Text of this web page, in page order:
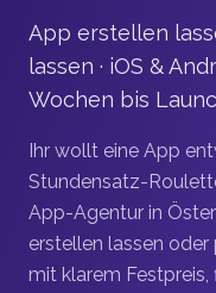
App erstellen
lassen · iOS &
Wochen bis
Ihr wollt eine App
Stundensatz-
App-Agentur in
erstellen lassen
mit klarem